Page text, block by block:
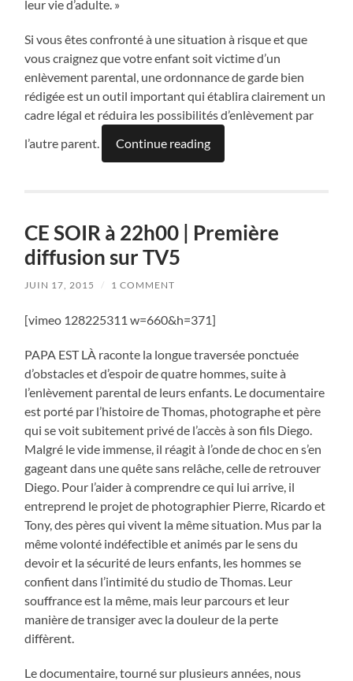
leur vie d’adulte. »
Si vous êtes confronté à une situation à risque et que
vous craignez que votre enfant soit victime d’un
enlèvement parental, une ordonnance de garde bien
rédigée est un outil important qui établira clairement un
cadre légal et réduira les possibilités d’enlèvement par
l’autre parent.
Continue reading
CE SOIR à 22h00 | Première
diffusion sur TV5
JUIN 17, 2015 / 1 COMMENT
[vimeo 128225311 w=660&h=371]
PAPA EST LÀ raconte la longue traversée ponctuée
d’obstacles et d’espoir de quatre hommes, suite à
l’enlèvement parental de leurs enfants. Le documentaire
est porté par l’histoire de Thomas, photographe et père
qui se voit subitement privé de l’accès à son fils Diego.
Malgré le vide immense, il réagit à l’onde de choc en s’en
gageant dans une quête sans relâche, celle de retrouver
Diego. Pour l’aider à comprendre ce qui lui arrive, il
entreprend le projet de photographier Pierre, Ricardo et
Tony, des pères qui vivent la même situation. Mus par la
même volonté indéfectible et animés par le sens du
devoir et la sécurité de leurs enfants, les hommes se
confient dans l’intimité du studio de Thomas. Leur
souffrance est la même, mais leur parcours et leur
manière de transiger avec la douleur de la perte
diffèrent.
Le documentaire, tourné sur plusieurs années, nous